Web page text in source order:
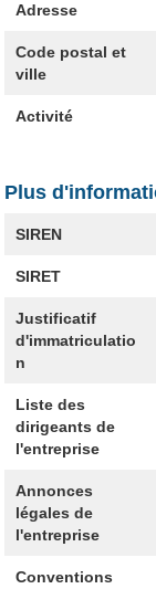
Adresse
Code postal et
ville
Activité
Plus
SIREN
SIRET
Justificatif
d'immatriculatio
n
Liste des
dirigeants de
l'entreprise
Annonces
légales de
l'entreprise
Conventions